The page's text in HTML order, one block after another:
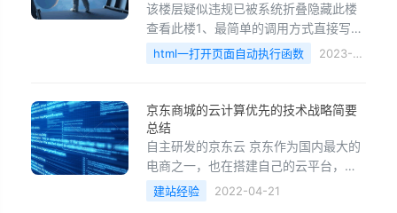
多个id在IE中显示也正常，用多个id有什
么影响吗？回答：第一影响就是不能...
该楼层疑似违规已被系统折叠隐藏此楼
查看此楼1、最简单的调用方式直接写到
html的body标签里面，如：2、在JS语
句调用function func()
用多个函数直接写到html的body标签里
面,如：4、js调用多个函数,以下这种调
用方式可以用于不太复杂的JS程序中，
如果程序函数很多，逻辑比较复杂，可
以考虑用第五种方式。function ...
html一打开页面自动执行函数
2023-
京东商城的云计算优先的技术战略简要
总结
自主研发的京东云 京东作为国内最大的
电商之一，也在搭建自己的云平台，而
且大部分的技术都是自主研发。为什么
不选择现有的资源而要自己研
建站经验 2022-04-21